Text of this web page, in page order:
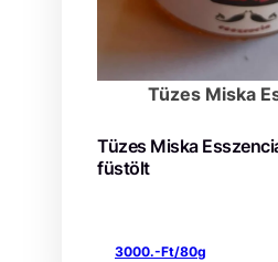
Tüzes Miska
Tüzes Miska
füstölt
3000.-Ft/80g